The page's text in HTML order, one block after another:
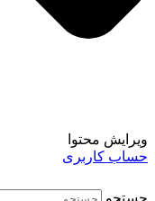
ویرایش محتوا
حساب کاربری
جستجو